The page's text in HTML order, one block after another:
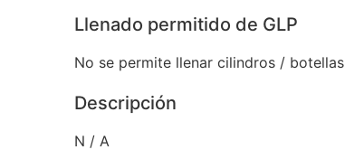
Llenado permitido de GLP
No se permite llenar cilindros / botellas
Descripción
N / A